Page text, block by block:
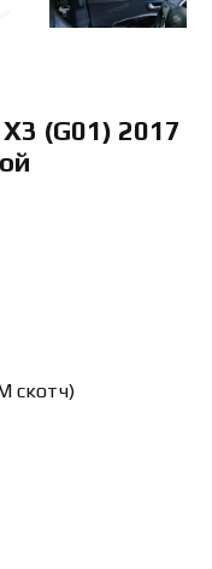
(G01) 2017
скотч)